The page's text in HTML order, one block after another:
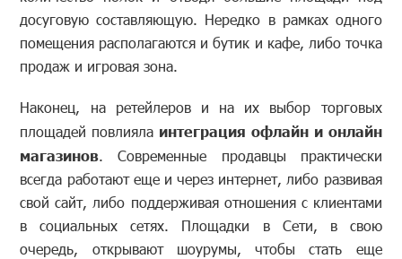
досуговую составляющую. Нередко в рамках одного
помещения располагаются и бутик и кафе, либо точка
продаж и игровая зона.
Наконец, на ретейлеров и на их выбор торговых
площадей повлияла интеграция офлайн и онлайн
магазинов. Современные продавцы практически
всегда работают еще и через интернет, либо развивая
свой сайт, либо поддерживая отношения с клиентами
в социальных сетях. Площадки в Сети, в свою
очередь, открывают шоурумы, чтобы стать еще